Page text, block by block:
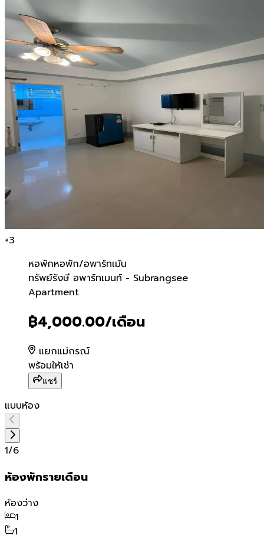
+3
หอพักหอพัก/อพาร์ทเม้น
ทรัพย์รังษี อพาร์ทเมนท์ -
ทรัพย์รังษี อพาร์ทเมนท์ - Subrangsee
Apartment
฿4,000.00/เดือน
แยกแม่กรณ์
พร้อมให้เช่า
แชร์
แบบห้อง
1/6
ห้องพักรายเดือน
ห้องว่าง
1
1